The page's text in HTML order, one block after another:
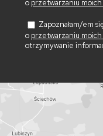
o przetwarzaniu
Zapoznałam/em
o przetwarzaniu
otrzymywanie